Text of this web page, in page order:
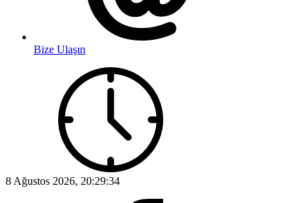
Bize Ulaşın
8 Ağustos 2026, 20:29:34